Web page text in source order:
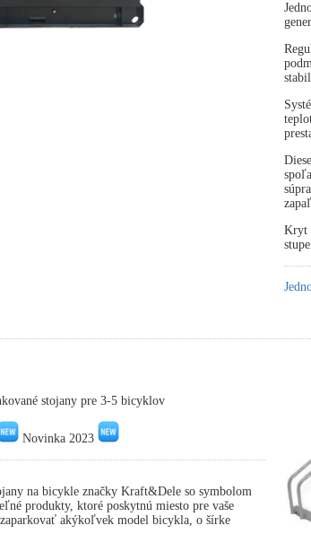
Kryt
stojany pre 3-5 bicyklov
Novinka 2023
na bicykle značky Kraft&Dele so symbolom
produkty, ktoré poskytnú miesto pre vaše
akýkoľvek model bicykla, o šírke